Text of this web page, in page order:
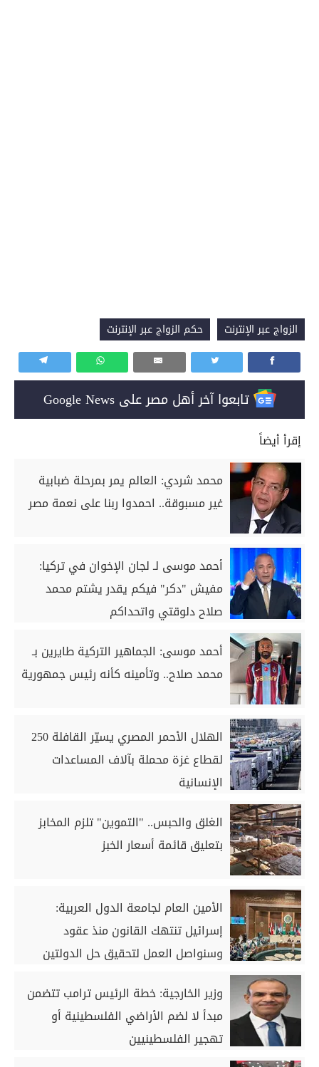
الزواج عبر الإنترنت حكم الزواج عبر الإنترنت
تابعوا آخر أهل مصر على Google News
إقرأ أيضاً
محمد شردي: العالم يمر بمرحلة ضبابية
غير مسبوقة.. احمدوا ربنا على نعمة مصر
أحمد موسى لـ لجان الإخوان في تركيا:
مفيش "دكر" فيكم يقدر يشتم محمد
صلاح دلوقتي واتحداكم
أحمد موسى: الجماهير التركية طايرين بـ
محمد صلاح.. وتأمينه كأنه رئيس جمهورية
الهلال الأحمر المصري يسيّر القافلة 250
لقطاع غزة محملة بآلاف المساعدات
الإنسانية
الغلق والحبس.. "التموين" تلزم المخابز
بتعليق قائمة أسعار الخبز
الأمين العام لجامعة الدول العربية:
إسرائيل تنتهك القانون منذ عقود
وسنواصل العمل لتحقيق حل الدولتين
وزير الخارجية: خطة الرئيس ترامب تتضمن
مبدأ لا لضم الأراضي الفلسطينية أو
تهجير الفلسطينيين